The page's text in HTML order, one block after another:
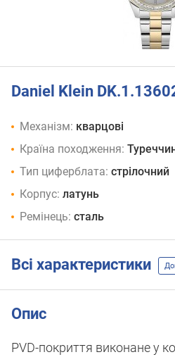
Daniel Klein
Механізм: кварцові
Країна походження:
Тип циферблата: стрілочний
Корпус: латунь
Ремінець: сталь
Всі характеристики
Опис
PVD-покриття виконане у